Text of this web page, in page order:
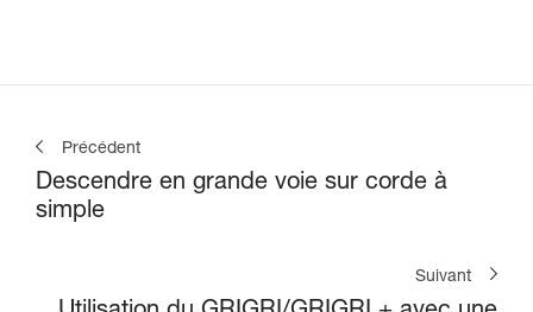
Précédent
Descendre en grande voie sur corde à
simple
Suivant